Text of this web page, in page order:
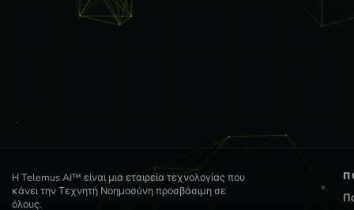
Η Telemus AI™ είναι μια εταιρεία τεχνολογίας που
κάνει την Τεχνητή Νοημοσύνη προσβάσιμη σε
όλους.